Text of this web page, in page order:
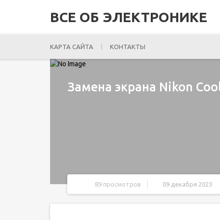
ВСЕ ОБ ЭЛЕКТРОНИКЕ
КАРТА САЙТА КОНТАКТЫ
Замена экрана Nikon
89 просмотров 09 декабря 2023